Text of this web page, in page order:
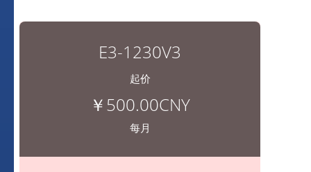
E3-1230V3
起价
￥500.00CNY
每月